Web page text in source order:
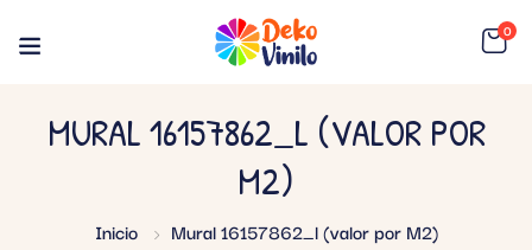
0
MURAL 16157862_L (VALOR POR
M2)
Inicio
Mural 16157862_l (valor por M2)